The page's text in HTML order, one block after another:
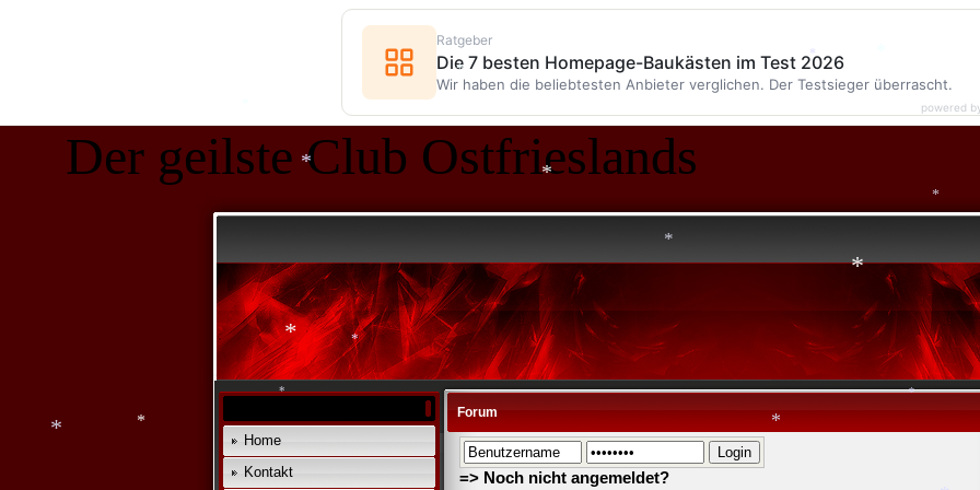
Der geilste Club Ostfrieslands
Home
Kontakt
Forum
=> Noch nicht angemeldet?
Ratgeber
Die 7 besten Homepage-Baukästen im Test 2026
Wir haben die beliebtesten Anbieter verglichen. Der Testsieger überrascht.
powered
*
*
*
*
*
*
*